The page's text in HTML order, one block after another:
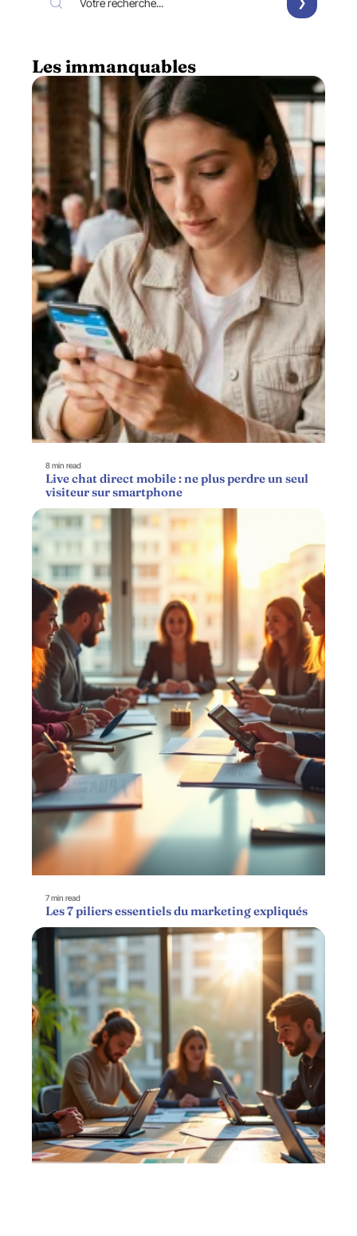
Les immanquables
8 min read
Live chat direct mobile : ne plus perdre un seul
visiteur sur smartphone
7 min read
Les 7 piliers essentiels du marketing expliqués